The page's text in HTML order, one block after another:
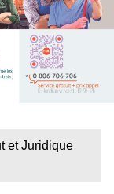
et Juridique